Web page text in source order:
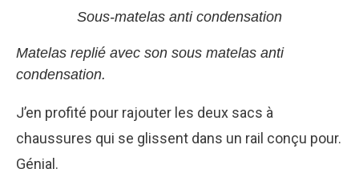
Sous-matelas anti condensation
Matelas replié avec son sous matelas anti
condensation.
J’en profité pour rajouter les deux sacs à
chaussures qui se glissent dans un rail conçu pour.
Génial.